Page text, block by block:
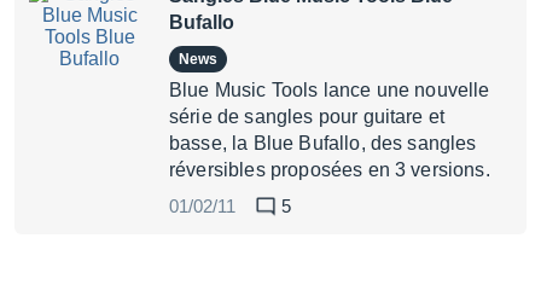
Bufallo
News
Blue Music Tools lance une nouvelle
série de sangles pour guitare et
basse, la Blue Bufallo, des sangles
réversibles proposées en 3 versions.
01/02/11
5